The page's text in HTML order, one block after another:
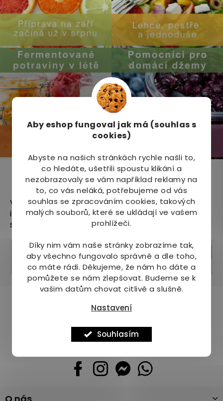
Aby eshop fungoval jak má (souhlas s
cookies)
Abyste na našich stránkách rychle našli to,
co hledáte, ušetřili spoustu klikání a
nezobrazovaly se vám například reklamy na
to, co vás neláká, potřebujeme od vás
souhlas se zpracováním cookies, takových
malých souborů, které se ukládají ve vašem
prohlížeči.
Díky nim vám naše stránky zobrazíme tak,
aby všechno fungovalo správně a dle toho,
co máte rádi. Děkujeme, že nám ho dáte a
pomůžete se nám zlepšovat. Budeme se k
vašim datům chovat citlivě a slušně.
Nastavení
Souhlasím
Odebírat newsletter
Vložte svůj e-mail a my vám budeme zasílat
informace o nových produktech na našem e-
shopu.
Přihlásit se
Pomůžeme vám s výběrem
+420 736 708 220
info@mj-krasazdravi.cz